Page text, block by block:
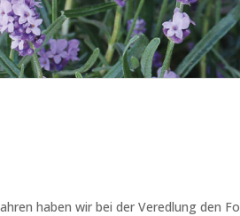
haben wir bei der Veredlung den